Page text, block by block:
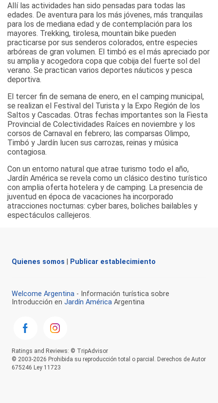
Allí las actividades han sido pensadas para todas las
edades. De aventura para los más jóvenes, más tranquilas
para los de mediana edad y de contemplación para los
mayores. Trekking, tirolesa, mountain bike pueden
practicarse por sus senderos colorados, entre especies
arbóreas de gran volumen. El timbó es el más apreciado por
su amplia y acogedora copa que cobija del fuerte sol del
verano. Se practican varios deportes náuticos y pesca
deportiva.
El tercer fin de semana de enero, en el camping municipal,
se realizan el Festival del Turista y la Expo Región de los
Saltos y Cascadas. Otras fechas importantes son la Fiesta
Provincial de Colectividades Raíces en noviembre y los
corsos de Carnaval en febrero; las comparsas Olimpo,
Timbó y Jardín lucen sus carrozas, reinas y música
contagiosa.
Con un entorno natural que atrae turismo todo el año,
Jardín América se revela como un clásico destino turístico
con amplia oferta hotelera y de camping. La presencia de
juventud en época de vacaciones ha incorporado
atracciones nocturnas: cyber bares, boliches bailables y
espectáculos callejeros.
Quienes somos Publicar establecimiento
Welcome Argentina - Información turística sobre
Introducción en Jardín América Argentina
Ratings and Reviews: © TripAdvisor
© 2003-2026 Prohibida su reproducción total o parcial. Derechos de Autor
675246 Ley 11723